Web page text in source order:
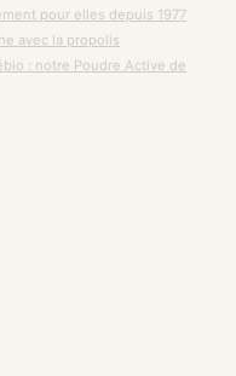
pour elles depuis 1977
avec la propolis
: notre Poudre Active de